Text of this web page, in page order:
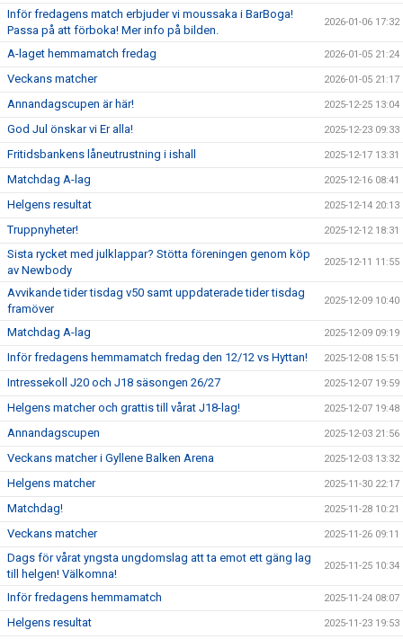
Inför fredagens match erbjuder vi moussaka i BarBoga!
Passa på att förboka! Mer info på bilden.
2026-01-06 17:32
A-laget hemmamatch fredag 2026-01-05 21:24
Veckans matcher 2026-01-05 21:17
Annandagscupen är här! 2025-12-25 13:04
God Jul önskar vi Er alla! 2025-12-23 09:33
Fritidsbankens låneutrustning i ishall 2025-12-17 13:31
Matchdag A-lag 2025-12-16 08:41
Helgens resultat 2025-12-14 20:13
Truppnyheter! 2025-12-12 18:31
Sista rycket med julklappar? Stötta föreningen genom köp
av Newbody
2025-12-11 11:55
Avvikande tider tisdag v50 samt uppdaterade tider tisdag
framöver
2025-12-09 10:40
Matchdag A-lag 2025-12-09 09:19
Inför fredagens hemmamatch fredag den 12/12 vs Hyttan! 2025-12-08 15:51
Intressekoll J20 och J18 säsongen 26/27 2025-12-07 19:59
Helgens matcher och grattis till vårat J18-lag! 2025-12-07 19:48
Annandagscupen 2025-12-03 21:56
Veckans matcher i Gyllene Balken Arena 2025-12-03 13:32
Helgens matcher 2025-11-30 22:17
Matchdag! 2025-11-28 10:21
Veckans matcher 2025-11-26 09:11
Dags för vårat yngsta ungdomslag att ta emot ett gäng lag
till helgen! Välkomna!
2025-11-25 10:34
Inför fredagens hemmamatch 2025-11-24 08:07
Helgens resultat 2025-11-23 19:53